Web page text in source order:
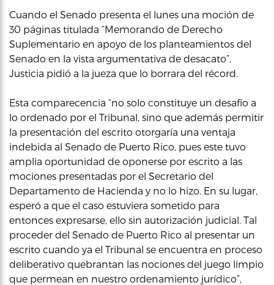
Cuando el Senado presenta el lunes una moción de
30 páginas titulada “Memorando de Derecho
Suplementario en apoyo de los planteamientos del
Senado en la vista argumentativa de desacato”,
Justicia pidió a la jueza que lo borrara del récord.
Esta comparecencia “no solo constituye un desafío a
lo ordenado por el Tribunal, sino que además permitir
la presentación del escrito otorgaría una ventaja
indebida al Senado de Puerto Rico, pues este tuvo
amplia oportunidad de oponerse por escrito a las
mociones presentadas por el Secretario del
Departamento de Hacienda y no lo hizo. En su lugar,
esperó a que el caso estuviera sometido para
entonces expresarse, ello sin autorización judicial. Tal
proceder del Senado de Puerto Rico al presentar un
escrito cuando ya el Tribunal se encuentra en proceso
deliberativo quebrantan las nociones del juego limpio
que permean en nuestro ordenamiento jurídico”,